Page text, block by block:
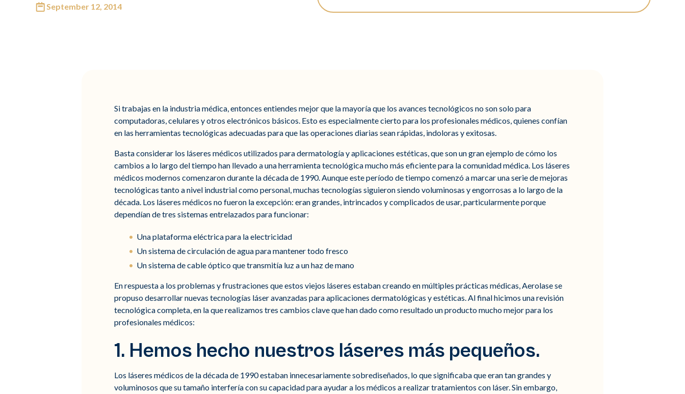
September 12, 2014
Si trabajas en la industria médica, entonces entiendes mejor que la mayoría que los avances tecnológicos no son solo para
computadoras, celulares y otros electrónicos básicos. Esto es especialmente cierto para los profesionales médicos, quienes confían
en las herramientas tecnológicas adecuadas para que las operaciones diarias sean rápidas, indoloras y exitosas.
Basta considerar los láseres médicos utilizados para dermatología y aplicaciones estéticas, que son un gran ejemplo de cómo los
cambios a lo largo del tiempo han llevado a una herramienta tecnológica mucho más eficiente para la comunidad médica. Los láseres
médicos modernos comenzaron durante la década de 1990. Aunque este período de tiempo comenzó a marcar una serie de mejoras
tecnológicas tanto a nivel industrial como personal, muchas tecnologías siguieron siendo voluminosas y engorrosas a lo largo de la
década. Los láseres médicos no fueron la excepción: eran grandes, intrincados y complicados de usar, particularmente porque
dependían de tres sistemas entrelazados para funcionar:
Una plataforma eléctrica para la electricidad
Un sistema de circulación de agua para mantener todo fresco
Un sistema de cable óptico que transmitía luz a un haz de mano
En respuesta a los problemas y frustraciones que estos viejos láseres estaban creando en múltiples prácticas médicas, Aerolase se
propuso desarrollar nuevas tecnologías láser avanzadas para aplicaciones dermatológicas y estéticas. Al final hicimos una revisión
tecnológica completa, en la que realizamos tres cambios clave que han dado como resultado un producto mucho mejor para los
profesionales médicos:
1. Hemos hecho nuestros láseres más pequeños.
Los láseres médicos de la década de 1990 estaban innecesariamente sobrediseñados, lo que significaba que eran tan grandes y
voluminosos que su tamaño interfería con su capacidad para ayudar a los médicos a realizar tratamientos con láser. Sin embargo,